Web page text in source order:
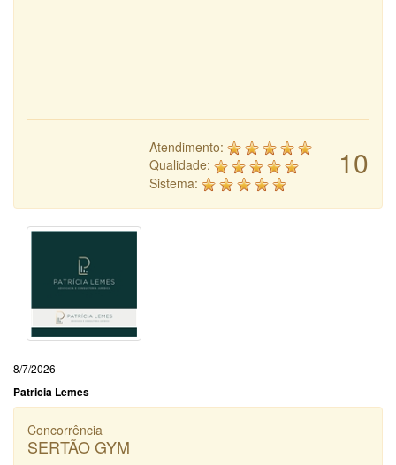
10
Atendimento:
Qualidade:
Sistema:
8/7/2026
Patricia Lemes
Concorrência
SERTÃO GYM